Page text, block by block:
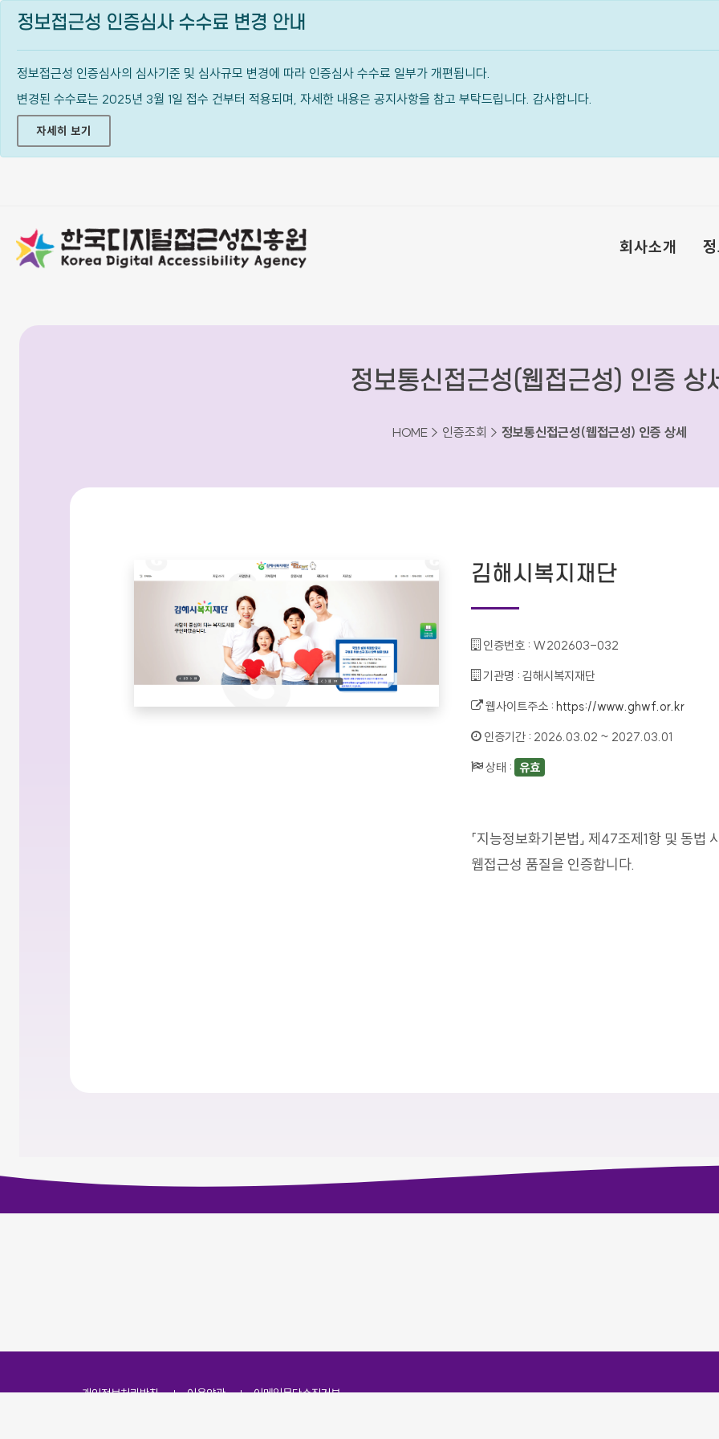
정보접근성 인증심사 수수료 변경 안내
정보접근성 인증심사의 심사기준 및 심사규모 변경에 따라 인증심사 수수료 일부가 개편됩니다.
변경된 수수료는 2025년 3월 1일 접수 건부터 적용되며, 자세한 내용은 공지사항을 참고 부탁드립니다. 감사합니다.
자세히 보기
회사소개
정보통신접근성(웹접근성) 인증 상
HOME > 인증조회 > 정보통신접근성(웹접근성) 인증 상세
김해시복지재단
인증번호 : W202603-032
기관명 :김해시복지재단
웹사이트주소 :https://www.ghwf.or.kr
인증기간 : 2026.03.02 ~ 2027.03.01
상태 : 유효
「지능정보화기본법」 제47조제1항 및 동
웹접근성 품질을 인증합니다.
개인정보처리방침 이용약관 이메일무단수집거부